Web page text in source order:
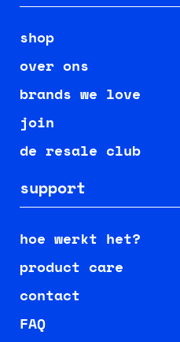
shop
over ons
brands we love
join
de resale club
support
hoe werkt het?
product care
contact
FAQ